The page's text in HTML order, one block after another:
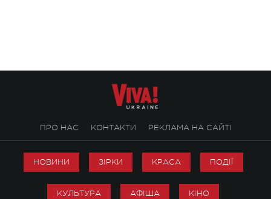
ПРО НАС КОНТАКТИ РЕКЛАМА НА САЙТІ
НОВИНИ ЗІРКИ КРАСА ПОДІЇ
КУЛЬТУРА АФІША КІНО